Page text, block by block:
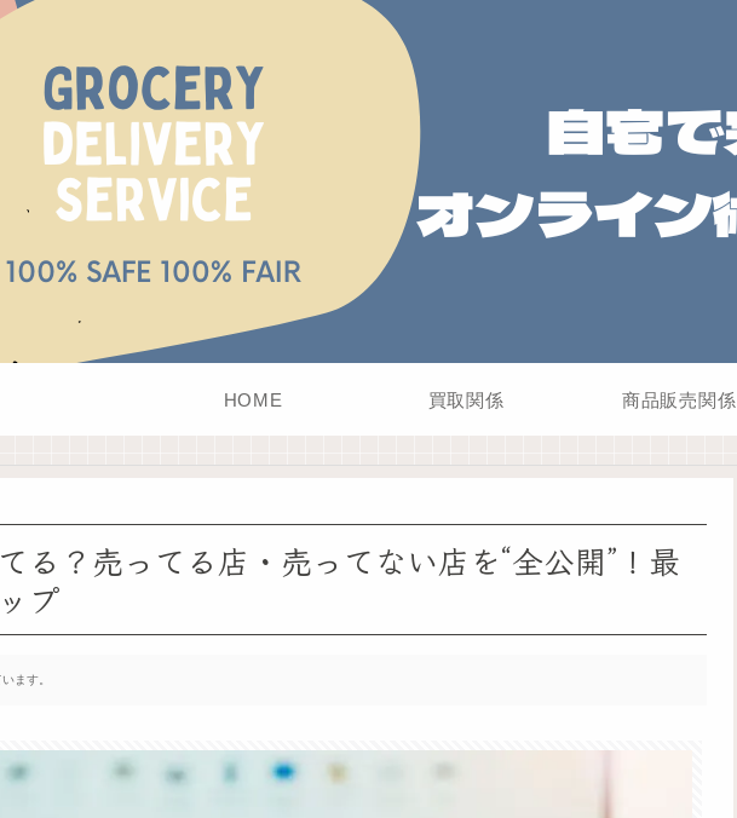
HOME 買取関係 商品販売関係
る？売ってる店・売ってない店を“全公開”！最
プ
ます。